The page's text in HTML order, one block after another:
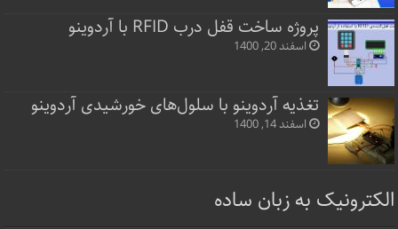
پروژه ساخت قفل‌ درب RFID با آردوینو
اسفند 20, 1400
تغذیه آردوینو با سلول‌های خورشیدی آردوینو
اسفند 14, 1400
الکترونیک به زبان ساده